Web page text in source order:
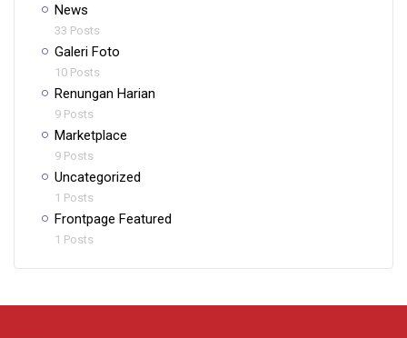
News
33 Posts
Galeri Foto
10 Posts
Renungan Harian
9 Posts
Marketplace
9 Posts
Uncategorized
1 Posts
Frontpage Featured
1 Posts